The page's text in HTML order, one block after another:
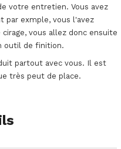
votre entretien. Vous avez
par exmple, vous l'avez
vous allez donc ensuite
outil de finition.
partout avec vous. Il est
très peut de place.